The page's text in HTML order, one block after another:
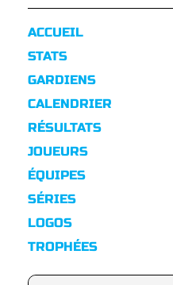
ACCUEIL
STATS
GARDIENS
CALENDRIER
RÉSULTATS
JOUEURS
ÉQUIPES
SÉRIES
LOGOS
TROPHÉES